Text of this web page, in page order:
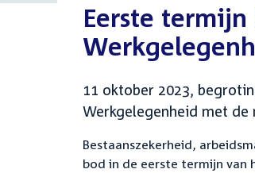
Eerste
11 oktober 2023,
Werkgelegenheid met de
Bestaanszekerheid,
bod in de eerste termijn van